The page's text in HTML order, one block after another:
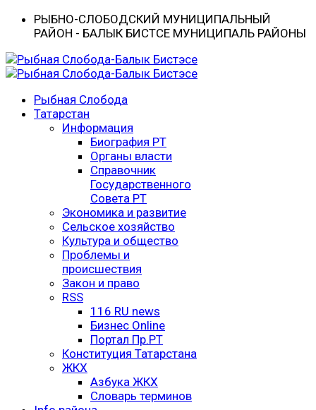
РЫБНО-CЛОБОДСКИЙ МУНИЦИПАЛЬНЫЙ
РАЙОН - БАЛЫК БИСТӘСЕ МУНИЦИПАЛЬ РАЙОНЫ
Рыбная Слобода
Татарстан
Информация
Биография РТ
Органы власти
Справочник
Государственного
Совета РТ
Экономика и развитие
Сельское хозяйство
Культура и общество
Проблемы и
происшествия
Закон и право
RSS
116 RU news
Бизнес Online
Портал Пр.РТ
Конституция Татарстана
ЖКХ
Азбука ЖКХ
Словарь терминов